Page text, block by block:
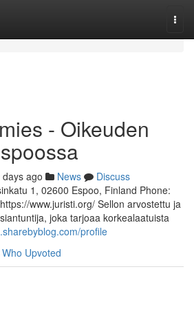
- Oikeuden
days ago News
Discuss
1, 02600 Espoo, Finland Phone:
www.juristi.org/ Sellon arvostettu ja
joka tarjoaa korkealaatuista
profile
Who Upvoted